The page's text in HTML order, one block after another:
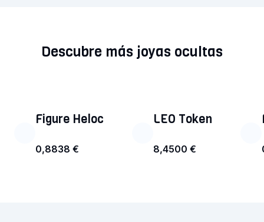
Descubre más joyas ocultas
Figure Heloc
0,8838 €
LEO Token
8,4500 €